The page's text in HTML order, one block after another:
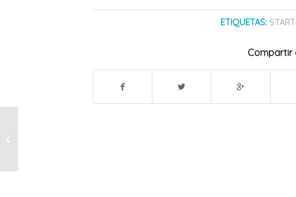
ETIQUETAS:
Compartir